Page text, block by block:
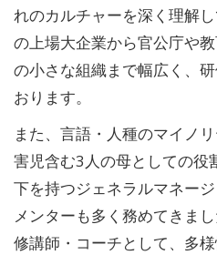
れのカルチャーを深く理解
の上場大企業から官公庁や
の小さな組織まで幅広く、
おります。
また、言語・人種のマイノ
害児含む3人の母としての役
下を持つジェネラルマネー
メンターも多く務めてきま
修講師・コーチとして、多